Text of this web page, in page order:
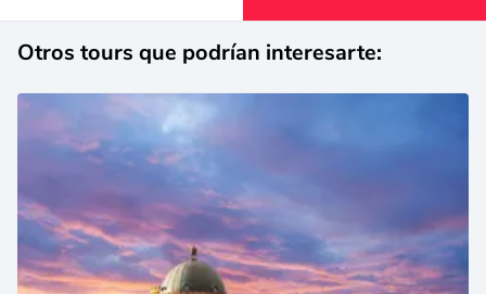
Otros tours que podrían interesarte: